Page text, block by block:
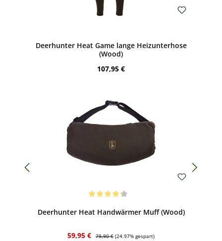
Deerhunter Heat Game lange Heizunterhose
(Wood)
Regulärer Preis:
107,95 €
Deerhunter Heat Handwärmer Muff (Wood)
Verkaufspreis:
59,95 € Regulärer Preis:
79,90 € (24.97% gespart)